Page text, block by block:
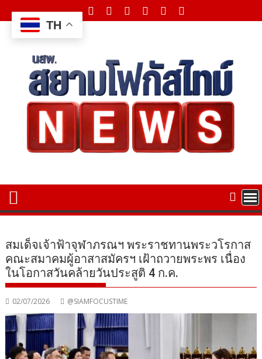
to
content
สมเด็จเจ้าฟ้าจุฬาภรณฯ พระราชทานพระวโรกาส
คณะสมาคมผู้อาสาสมัครฯ เฝ้าถวายพระพร เนื่อง
ในโอกาสวันคล้ายวันประสูติ 4 ก.ค.
02/07/2026 @SIAMFOCUSTIME
TH